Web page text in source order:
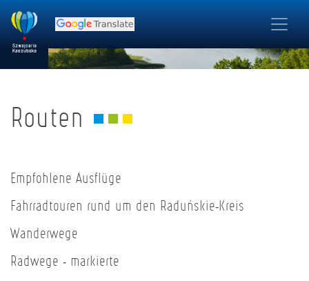
Routen
Empfohlene Ausflüge
Fahrradtouren rund um den Raduńskie-Kreis
Wanderwege
Radwege - markierte